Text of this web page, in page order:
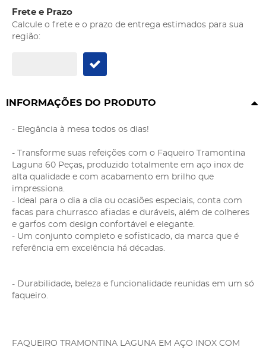
Frete e Prazo
Calcule o frete e o prazo de entrega estimados para sua
região:
INFORMAÇÕES DO PRODUTO
- Elegância à mesa todos os dias!
- Transforme suas refeições com o Faqueiro Tramontina
Laguna 60 Peças, produzido totalmente em aço inox de
alta qualidade e com acabamento em brilho que
impressiona.
- Ideal para o dia a dia ou ocasiões especiais, conta com
facas para churrasco afiadas e duráveis, além de colheres
e garfos com design confortável e elegante.
- Um conjunto completo e sofisticado, da marca que é
referência em excelência há décadas.
- Durabilidade, beleza e funcionalidade reunidas em um só
faqueiro.
FAQUEIRO TRAMONTINA LAGUNA EM AÇO INOX COM